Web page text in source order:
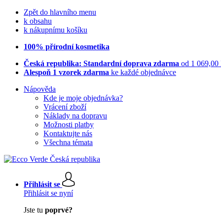
Zpět do hlavního menu
k obsahu
k nákupnímu košíku
100% přírodní kosmetika
Česká republika: Standardní doprava zdarma od 1 069,00
Alespoň 1 vzorek zdarma ke každé objednávce
Nápověda
Kde je moje objednávka?
Vrácení zboží
Náklady na dopravu
Možnosti platby
Kontaktujte nás
Všechna témata
Přihlásit se
Přihlásit se nyní
Jste tu poprvé?